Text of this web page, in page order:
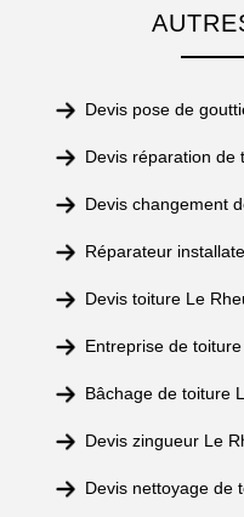
Devis pose de
Devis réparation de
Devis changement
Réparateur
Devis toiture Le
Entreprise de
Bâchage de toiture
Devis zingueur Le
Devis nettoyage de